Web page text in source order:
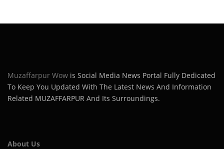
Muzaffarpur Wow is Social Media News Portal Fully Dedicated
To Keep You Updated With The Latest News And Information
Related MUZAFFARPUR And Its Surroundings.
About Us